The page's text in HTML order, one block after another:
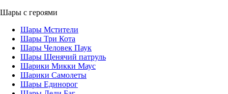
Шары с героями
Шары Мстители
Шары Три Кота
Шары Человек Паук
Шары Щенячий патруль
Шарики Микки Маус
Шарики Самолеты
Шары Единорог